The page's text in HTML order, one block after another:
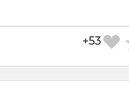
+53